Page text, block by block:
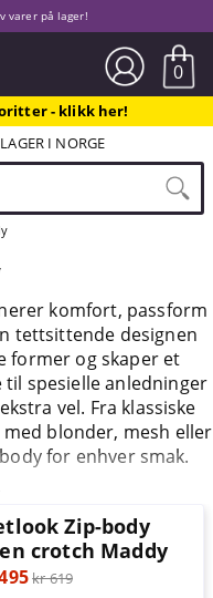
varer på lager!
0
- klikk her!
I NORGE
komfort, passform
tettsittende designen
former og skaper et
spesielle anledninger
vel. Fra klassiske
blonder, mesh eller
for enhver smak.
Zip-body
crotch Maddy
kr 619